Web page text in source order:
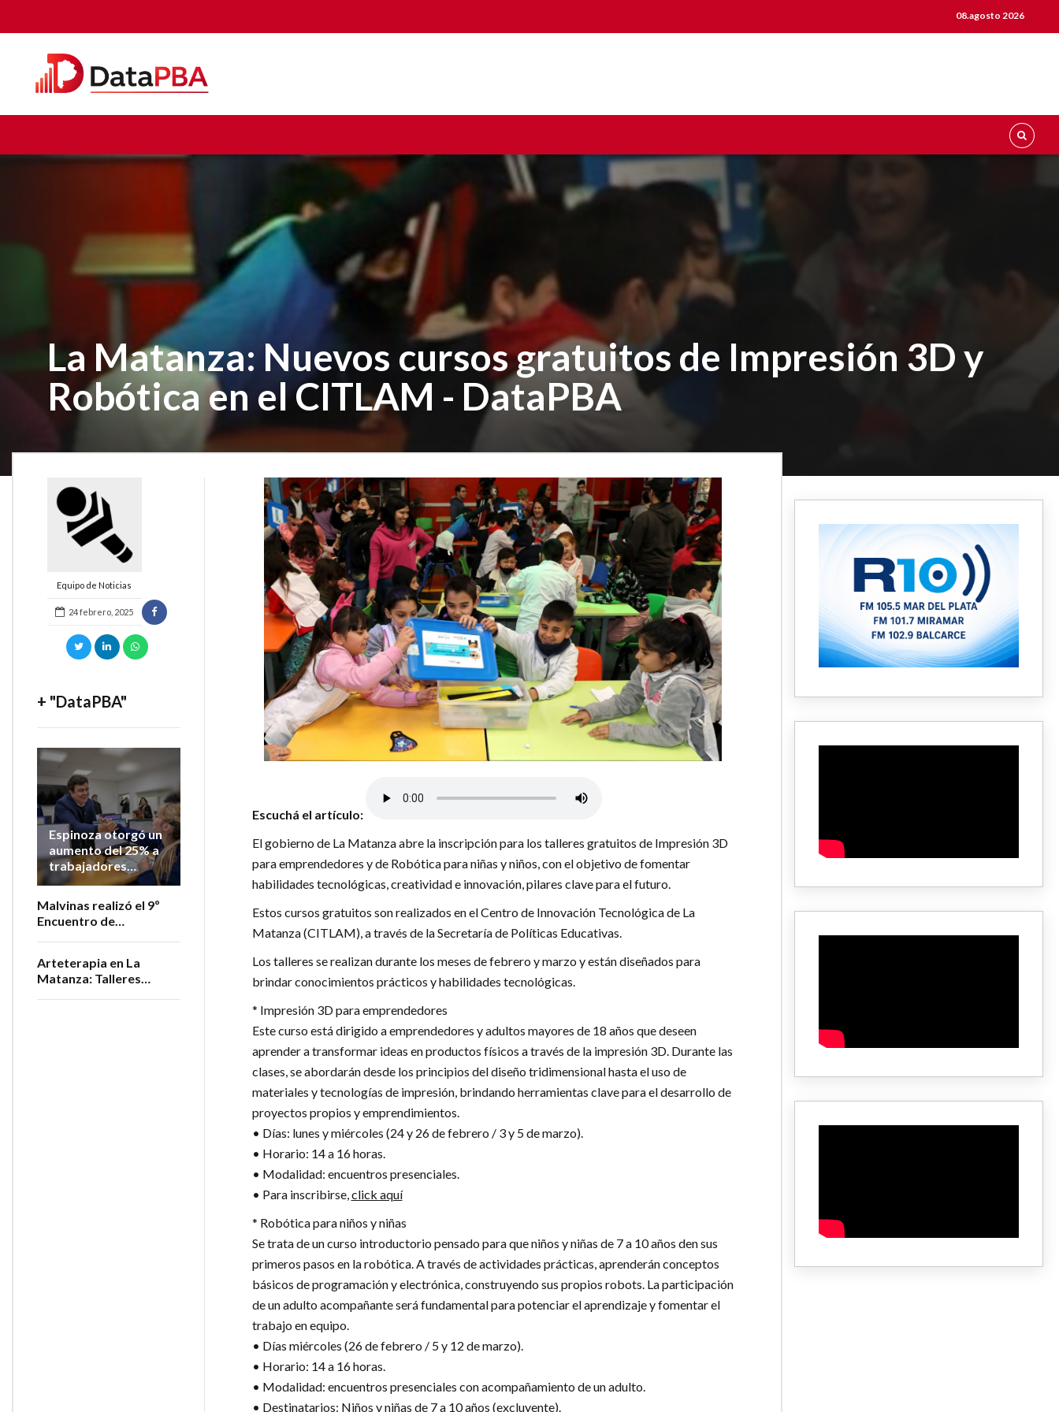
08.agosto 2026
La Matanza: Nuevos cursos gratuitos de Impresión 3D y
Robótica en el CITLAM - DataPBA
Equipo de Noticias
24 febrero, 2025
+ "DataPBA"
Espinoza otorgó un
aumento del 25% a
trabajadores
municipales en lo
Malvinas realizó el 9º
Encuentro de
Provincia
Arteterapia en La
Matanza: Talleres
Escuchá el artículo:
El gobierno de La Matanza abre la inscripción para los talleres gratuitos de Impresión 3D
para emprendedores y de Robótica para niñas y niños, con el objetivo de fomentar
habilidades tecnológicas, creatividad e innovación, pilares clave para el futuro.
Estos cursos gratuitos son realizados en el Centro de Innovación Tecnológica de La
Matanza (CITLAM), a través de la Secretaría de Políticas Educativas.
Los talleres se realizan durante los meses de febrero y marzo y están diseñados para
brindar conocimientos prácticos y habilidades tecnológicas.
* Impresión 3D para emprendedores
Este curso está dirigido a emprendedores y adultos mayores de 18 años que deseen
aprender a transformar ideas en productos físicos a través de la impresión 3D. Durante las
clases, se abordarán desde los principios del diseño tridimensional hasta el uso de
materiales y tecnologías de impresión, brindando herramientas clave para el desarrollo de
proyectos propios y emprendimientos.
• Días: lunes y miércoles (24 y 26 de febrero / 3 y 5 de marzo).
• Horario: 14 a 16 horas.
• Modalidad: encuentros presenciales.
• Para inscribirse, click aquí
* Robótica para niños y niñas
Se trata de un curso introductorio pensado para que niños y niñas de 7 a 10 años den sus
primeros pasos en la robótica. A través de actividades prácticas, aprenderán conceptos
básicos de programación y electrónica, construyendo sus propios robots. La participación
de un adulto acompañante será fundamental para potenciar el aprendizaje y fomentar el
trabajo en equipo.
• Días miércoles (26 de febrero / 5 y 12 de marzo).
• Horario: 14 a 16 horas.
• Modalidad: encuentros presenciales con acompañamiento de un adulto.
• Destinatarios: Niños y niñas de 7 a 10 años (excluyente).